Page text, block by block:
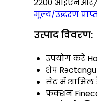
2200 आईएनआर
मूल्य/उद्धरण
उत्पाद विवरण:
उपयोग करें
शेप
सेट में शामिल
फंक्शन